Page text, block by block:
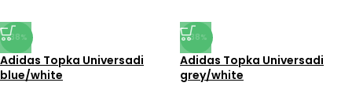
-38%
Adidas Topka Universadi
blue/white
-38%
Adidas Topka Universadi
grey/white